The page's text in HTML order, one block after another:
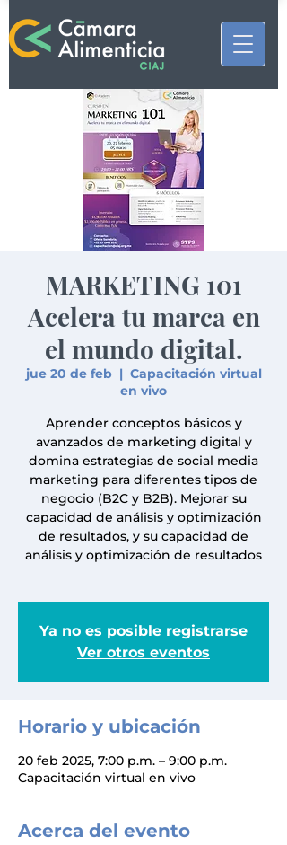
MARKETING 101
Acelera tu marca en
el mundo digital.
jue 20 de feb
  |
Capacitación virtual
en vivo
Aprender conceptos básicos y
avanzados de marketing digital y
domina estrategias de social media
marketing para diferentes tipos de
negocio (B2C y B2B). Mejorar su
capacidad de análisis y optimización
de resultados, y su capacidad de
análisis y optimización de resultados
Ya no es posible registrarse
Ver otros eventos
Horario y ubicación
20 feb 2025, 7:00 p.m. – 9:00 p.m.
Capacitación virtual en vivo
Acerca del evento